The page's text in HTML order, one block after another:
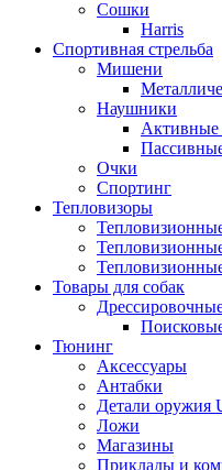
Сошки
Harris
Спортивная стрельба
Мишени
Наушники
Очки
Спортинг
Тепловизоры
Товары для собак
Тюнинг
Аксессуары
Антабки
Детали оружия
Ложи
Магазины
Приклады и